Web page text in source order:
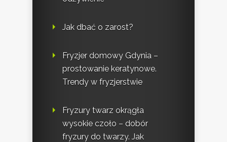
Jak dbać o zarost?
Fryzjer domowy Gdynia –
prostowanie keratynowe.
Trendy w fryzjerstwie
Fryzury twarz okrągła
wysokie czoło – dobór
fryzury do twarzy. Jak